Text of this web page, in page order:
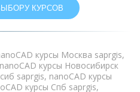
КУРСОВ
курсы Москва saprgis,
nanoCAD курсы Новосибирск
saprgis, nanoCAD курсы
курсы Спб saprgis,